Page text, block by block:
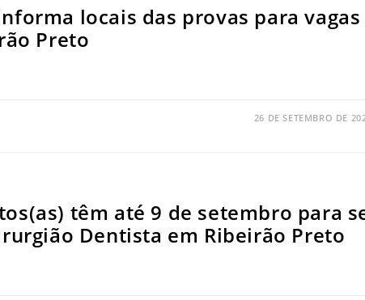
locais das provas para vagas
Preto
26 DE SETEMBRO DE
têm até 9 de setembro para
Dentista em Ribeirão Preto